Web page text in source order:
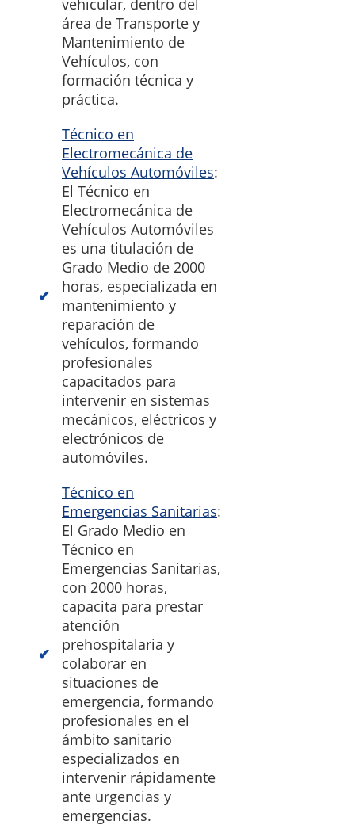
vehicular, dentro del
área de Transporte y
Mantenimiento de
Vehículos, con
formación técnica y
práctica.
Técnico en
Electromecánica de
Vehículos Automóviles:
El Técnico en
Electromecánica de
Vehículos Automóviles
es una titulación de
Grado Medio de 2000
horas, especializada en
mantenimiento y
reparación de
vehículos, formando
profesionales
capacitados para
intervenir en sistemas
mecánicos, eléctricos y
electrónicos de
automóviles.
Técnico en
Emergencias Sanitarias:
El Grado Medio en
Técnico en
Emergencias Sanitarias,
con 2000 horas,
capacita para prestar
atención
prehospitalaria y
colaborar en
situaciones de
emergencia, formando
profesionales en el
ámbito sanitario
especializados en
intervenir rápidamente
ante urgencias y
emergencias.